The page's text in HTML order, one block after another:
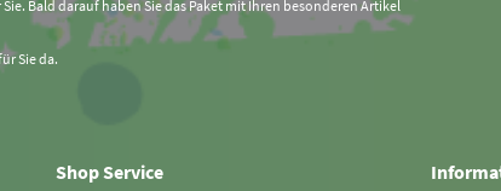
Bald darauf haben Sie das Paket mit Ihren besonderen Artikel
Sie da.
Shop Service